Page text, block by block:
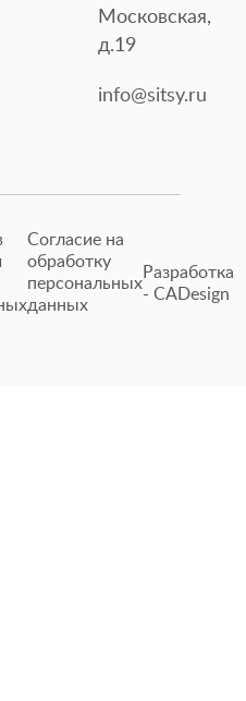
Московская,
д.19
info@sitsy.ru
Согласие на
обработку
персональных
данных
Разработка
- CADesign